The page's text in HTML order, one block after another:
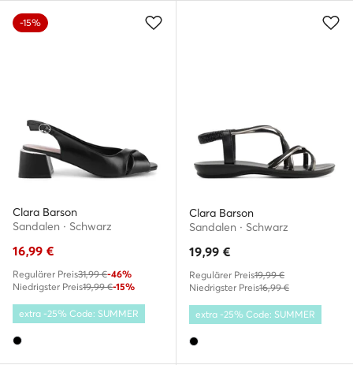
-15%
Clara Barson
Sandalen · Schwarz
16,99 €
Regulärer Preis31,99 €-46%
Niedrigster Preis19,99 €-15%
extra -25% Code: SUMMER
Clara Barson
Sandalen · Schwarz
19,99 €
Regulärer Preis19,99 €
Niedrigster Preis16,99 €
extra -25% Code: SUMMER